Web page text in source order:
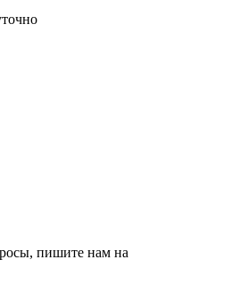
пишите нам на